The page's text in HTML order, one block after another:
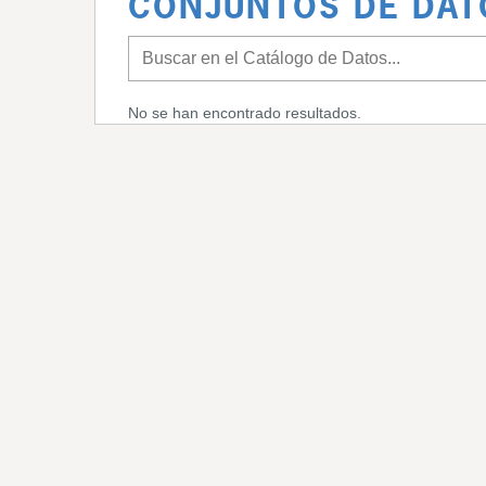
CONJUNTOS DE
No se han encontrado resultados.